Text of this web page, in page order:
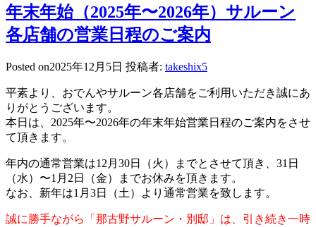
年末年始（2025年〜2026年）サルーン
各店舗の営業日程のご案内
Posted on2025年12月5日 投稿者: takeshix5
平素より、おでんやサルーン各店舗をご利用いただき誠にあ
りがとうございます。
本日は、2025年〜2026年の年末年始営業日程のご案内をさせ
て頂きます。
年内の通常営業は12月30日（火）までとさせて頂き、31日
（水）〜1月2日（金）までお休みを頂きます。
なお、新年は1月3日（土）より通常営業を致します。
誠に勝手ながら「那古野サルーン・別邸」は、引き続き一時